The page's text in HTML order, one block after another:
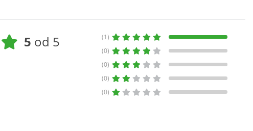
5 od 5
(1)
(0)
(0)
(0)
(0)